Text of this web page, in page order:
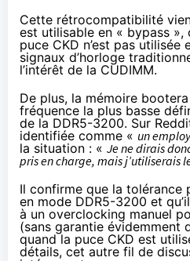
Cette rétrocompatibilité
est utilisable en « bypass
puce CKD n’est pas utilisée
signaux d’horloge
l’intérêt de la CUDIMM.
De plus, la mémoire
fréquence la plus basse
de la DDR5-3200. Sur
identifiée comme « un
la situation : « Je ne dirais
pris en charge, mais j’utiliserais
Il confirme que la tolérance
en mode DDR5-3200 et
à un overclocking manuel
(sans garantie évidemment
quand la puce CKD est
détails, cet autre fil de